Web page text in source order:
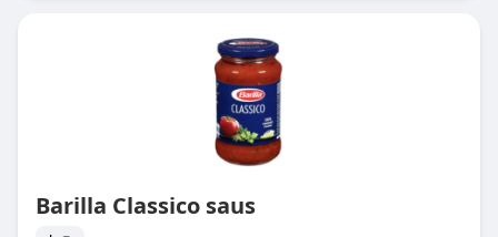
Barilla Classico saus